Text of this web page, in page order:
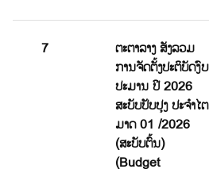
7
ຕະຕາລາງ ສັງລວມ
ການຈັດຕັ້ງປະຕິບັດງົບ
ປະມານ ປີ 2026
ສະບັບປັບປຸງ ປະຈໍາໄຕ
ມາດ 01 /2026
(ສະບັບຕົ້ນ)
(Budget